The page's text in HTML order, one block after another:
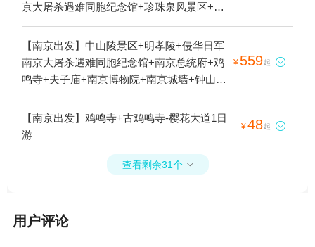
京大屠杀遇难同胞纪念馆+珍珠泉风景区+阳
山碑材+雨花台+栖霞山+梅园新村纪念馆+云
山+秦淮河画舫+南京总统府+鸡鸣寺+南京长
江大桥+夫子庙+音乐台+高淳老街+莫愁湖景
区+金牛湖风景区+南京博物院+南京中山植
山风景名胜区+南京大学(鼓楼校区)+玄武湖
景区+美龄宫+雨花阁+夫子庙大成殿+汤山欢
乐水世界+南京植物博览园+南京科技馆+汤
山圣泉温泉+汤山紫清湖旅游区+平山森林公
生态园+雨花台烈士陵园+汤山古溶洞+牛首
【南京出发】中山陵景区+明孝陵+侵华日军
南京大屠杀遇难同胞纪念馆+南京总统府+鸡
鸣寺+夫子庙+南京博物院+南京城墙+钟山风
景名胜区+玄武湖景区+夫子庙大成殿+夫子
庙商业街+牛首山文化旅游区+大报恩寺遗址
景区+夫子庙秦淮风光带+夫子庙非遗馆·南京
¥ 559起 
【南京出发】鸡鸣寺+古鸡鸣寺-樱花大道1日
游
¥48起 
查看剩余31个 
用户评论